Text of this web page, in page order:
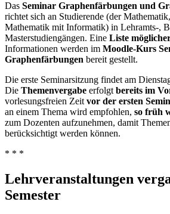
Das Seminar Graphenfärbungen und
richtet sich an Studierende (der
Mathematik mit Informatik) in Lehramts-,
Masterstudiengängen. Eine Liste
Informationen werden im Moodle-Kurs
Graphenfärbungen bereit gestellt.
Die erste Seminarsitzung findet am
Die Themenvergabe erfolgt bereits im
vorlesungsfreien Zeit vor der ersten
an einem Thema wird empfohlen, so früh
zum Dozenten aufzunehmen, damit
berücksichtigt werden können.
* * *
Lehrveranstaltungen
Semester